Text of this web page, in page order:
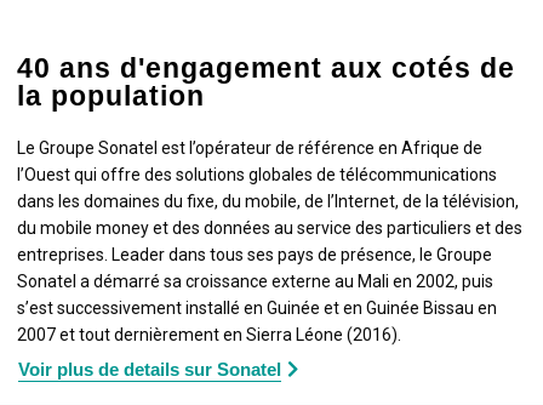
40 ans d'engagement aux cotés de
la population
Le Groupe Sonatel est l’opérateur de référence en Afrique de
l’Ouest qui offre des solutions globales de télécommunications
dans les domaines du fixe, du mobile, de l’Internet, de la télévision,
du mobile money et des données au service des particuliers et des
entreprises. Leader dans tous ses pays de présence, le Groupe
Sonatel a démarré sa croissance externe au Mali en 2002, puis
s’est successivement installé en Guinée et en Guinée Bissau en
2007 et tout dernièrement en Sierra Léone (2016).
Voir plus de details sur Sonatel